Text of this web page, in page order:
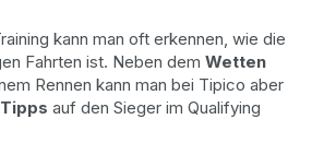
kann man oft erkennen, wie die
Fahrten ist. Neben dem Wetten
Rennen kann man bei Tipico aber
auf den Sieger im Qualifying